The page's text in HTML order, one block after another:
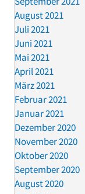
August 2021
Juli 2021
Juni 2021
Mai 2021
April 2021
März 2021
Februar 2021
Januar 2021
Dezember 2020
November 2020
Oktober 2020
September 2020
August 2020